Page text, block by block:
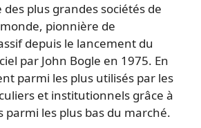
plus grandes sociétés de
pionnière de
depuis le lancement du
par John Bogle en 1975. En
parmi les plus utilisés par les
et institutionnels grâce à
parmi les plus bas du marché.